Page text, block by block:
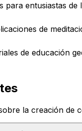
para entusiastas
de
de educación
la creación de